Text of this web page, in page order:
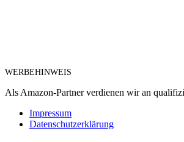
WERBEHINWEIS
Als Amazon-Partner verdienen wir an
Impressum
Datenschutzerklärung